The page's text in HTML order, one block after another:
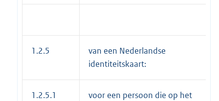
1.2.5
van een Nederlandse
identiteitskaart:
1.2.5.1
voor een persoon die op het